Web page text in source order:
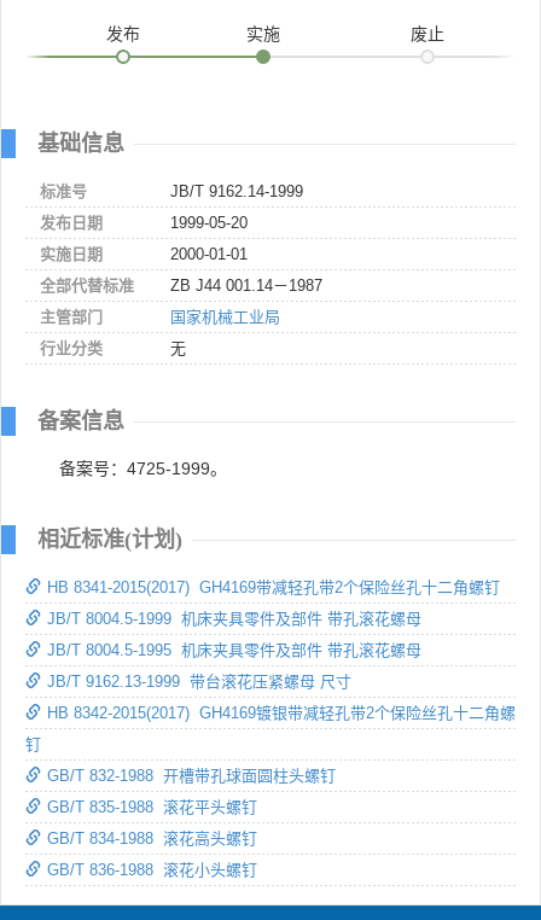
发布 实施 废止
基础信息
标准号
JB/T 9162.14-1999
发布日期
1999-05-20
实施日期
2000-01-01
全部代替标准
ZB J44 001.14－1987
主管部门
国家机械工业局
行业分类
无
备案信息
备案号：4725-1999。
相近标准(计划)
HB 8341-2015(2017) GH4169带减轻孔带2个保险丝孔十二角螺钉
JB/T 8004.5-1999 机床夹具零件及部件 带孔滚花螺母
JB/T 8004.5-1995 机床夹具零件及部件 带孔滚花螺母
JB/T 9162.13-1999 带台滚花压紧螺母 尺寸
HB 8342-2015(2017) GH4169镀银带减轻孔带2个保险丝孔十二角螺
钉
GB/T 832-1988 开槽带孔球面圆柱头螺钉
GB/T 835-1988 滚花平头螺钉
GB/T 834-1988 滚花高头螺钉
GB/T 836-1988 滚花小头螺钉